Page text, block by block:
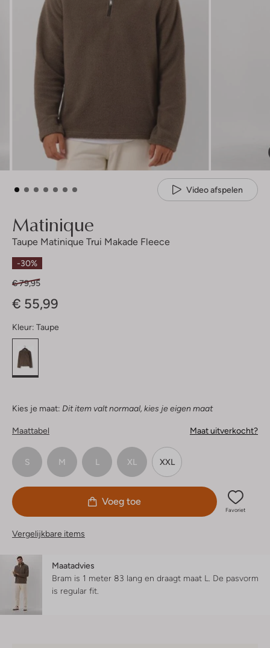
Video afspelen
Matinique
Taupe Matinique Trui Makade Fleece
-30%
€ 79,95
€ 55,99
Kleur: Taupe
Kies je maat: Dit item valt normaal, kies je eigen maat
Maattabel Maat uitverkocht?
S M L XL XXL
Voeg toe
Favoriet
Vergelijkbare items
Maatadvies
Bram is 1 meter 83 lang en draagt maat L. De pasvorm
is regular fit